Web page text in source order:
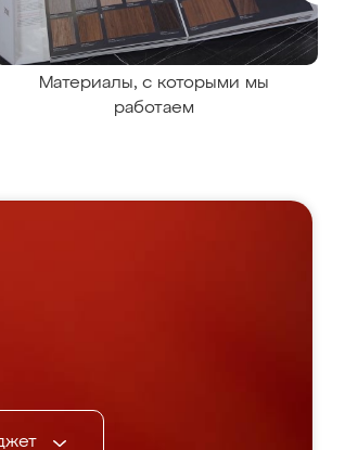
Материалы, с которыми мы
работаем